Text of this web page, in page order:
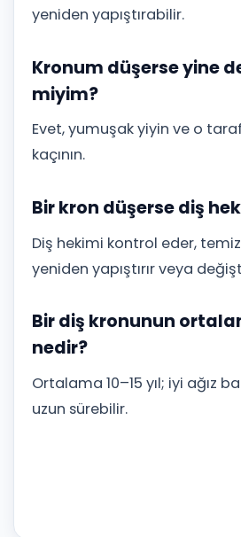
yeniden yapıştırabilir.
Kronum düşerse yine
miyim?
Evet, yumuşak yiyin ve o
kaçının.
Bir kron düşerse diş
Diş hekimi kontrol eder,
yeniden yapıştırır veya
Bir diş kronunun
nedir?
Ortalama 10–15 yıl; iyi ağız
uzun sürebilir.